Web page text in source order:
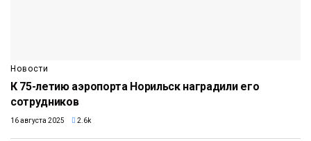
Новости
К 75-летию аэропорта Норильск наградили его
сотрудников
16 августа 2025 2.6k